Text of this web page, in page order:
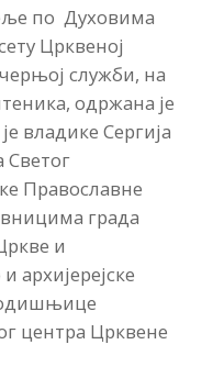
по Духовима
Црквеној
служби, на
одржана је
владике Сергија
Светог
Православне
града
и
архијерејске
центра Црквене